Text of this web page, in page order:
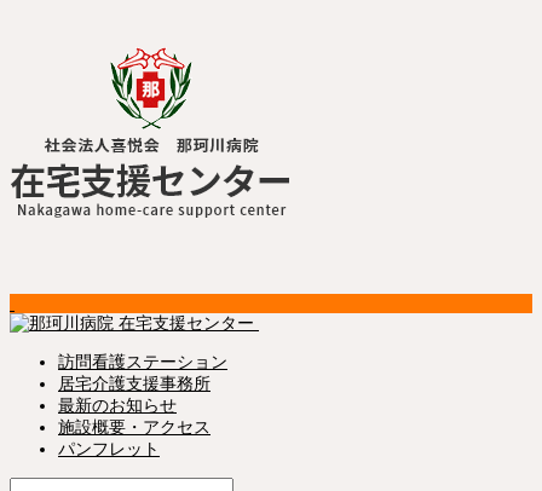
訪問看護ステーション
居宅介護支援事務所
最新のお知らせ
施設概要・アクセス
パンフレット